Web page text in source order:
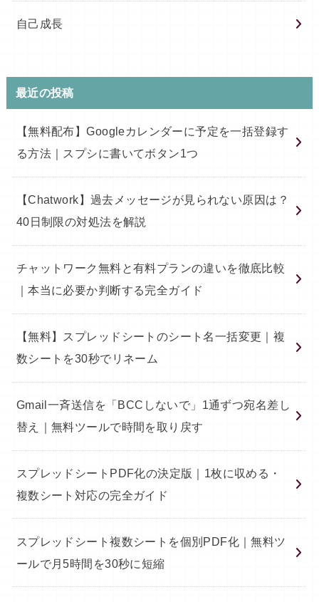
自己成長
最近の投稿
【無料配布】Googleカレンダーに予定を一括登録す
る方法｜スプシに書いてボタン1つ
【Chatwork】過去メッセージが見られない原因は？
40日制限の対処法を解説
チャットワーク無料と有料プランの違いを徹底比較
｜本当に必要か判断する完全ガイド
【無料】スプレッドシートのシート名一括変更｜複
数シートを30秒でリネーム
Gmail一斉送信を「BCCしないで」1通ずつ宛名差し
替え｜無料ツールで時間を取り戻す
スプレッドシートPDF化の決定版｜1枚に収める・
複数シート対応の完全ガイド
スプレッドシート複数シートを個別PDF化｜無料ツ
ールで月5時間を30秒に短縮